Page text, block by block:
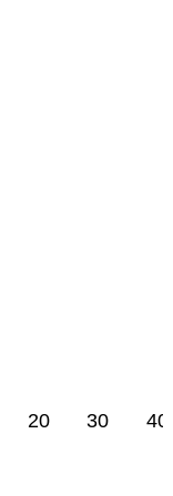
20 30 40